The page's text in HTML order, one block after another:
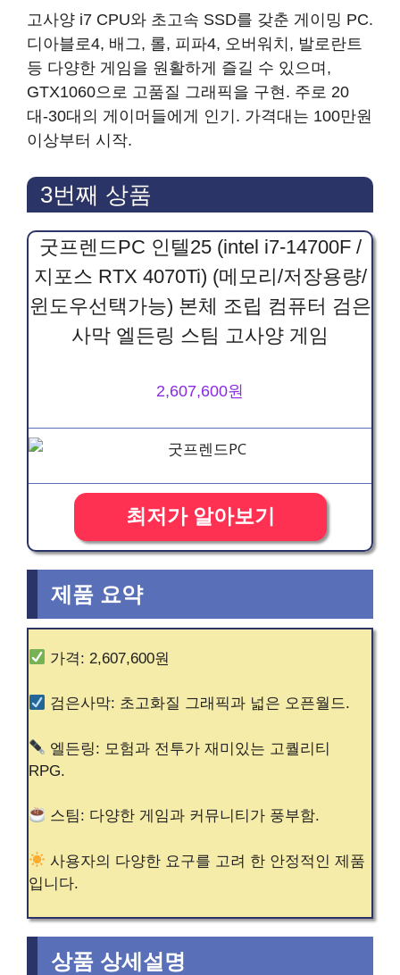
고사양 i7 CPU와 초고속 SSD를 갖춘 게이밍 PC.
디아블로4, 배그, 롤, 피파4, 오버워치, 발로란트
등 다양한 게임을 원활하게 즐길 수 있으며,
GTX1060으로 고품질 그래픽을 구현. 주로 20
대-30대의 게이머들에게 인기. 가격대는 100만원
이상부터 시작.
3번째 상품
굿프렌드PC 인텔25 (intel i7-14700F /
지포스 RTX 4070Ti) (메모리/저장용량/
윈도우선택가능) 본체 조립 컴퓨터 검은
사막 엘든링 스팀 고사양 게임
2,607,600원
최저가 알아보기
제품 요약
가격: 2,607,600원
검은사막: 초고화질 그래픽과 넓은 오픈월드.
엘든링: 모험과 전투가 재미있는 고퀄리티
RPG.
스팀: 다양한 게임과 커뮤니티가 풍부함.
사용자의 다양한 요구를 고려 한 안정적인 제품
입니다.
상품 상세설명